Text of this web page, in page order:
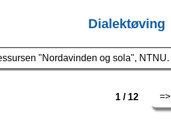
Dialektøving
"Nordavinden og sola", NTNU.
1 / 12 =>